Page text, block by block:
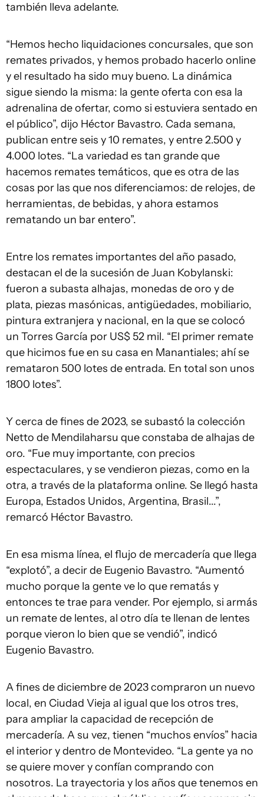
también lleva adelante.
“Hemos hecho liquidaciones concursales, que son
remates privados, y hemos probado hacerlo online
y el resultado ha sido muy bueno. La dinámica
sigue siendo la misma: la gente oferta con esa la
adrenalina de ofertar, como si estuviera sentado en
el público”, dijo Héctor Bavastro. Cada semana,
publican entre seis y 10 remates, y entre 2.500 y
4.000 lotes. “La variedad es tan grande que
hacemos remates temáticos, que es otra de las
cosas por las que nos diferenciamos: de relojes, de
herramientas, de bebidas, y ahora estamos
rematando un bar entero”.
Entre los remates importantes del año pasado,
destacan el de la sucesión de Juan Kobylanski:
fueron a subasta alhajas, monedas de oro y de
plata, piezas masónicas, antigüedades, mobiliario,
pintura extranjera y nacional, en la que se colocó
un Torres García por US$ 52 mil. “El primer remate
que hicimos fue en su casa en Manantiales; ahí se
remataron 500 lotes de entrada. En total son unos
1800 lotes”.
Y cerca de fines de 2023, se subastó la colección
Netto de Mendilaharsu que constaba de alhajas de
oro. “Fue muy importante, con precios
espectaculares, y se vendieron piezas, como en la
otra, a través de la plataforma online. Se llegó hasta
Europa, Estados Unidos, Argentina, Brasil...”,
remarcó Héctor Bavastro.
En esa misma línea, el flujo de mercadería que llega
“explotó”, a decir de Eugenio Bavastro. “Aumentó
mucho porque la gente ve lo que rematás y
entonces te trae para vender. Por ejemplo, si armás
un remate de lentes, al otro día te llenan de lentes
porque vieron lo bien que se vendió”, indicó
Eugenio Bavastro.
A fines de diciembre de 2023 compraron un nuevo
local, en Ciudad Vieja al igual que los otros tres,
para ampliar la capacidad de recepción de
mercadería. A su vez, tienen “muchos envíos” hacia
el interior y dentro de Montevideo. “La gente ya no
se quiere mover y confían comprando con
nosotros. La trayectoria y los años que tenemos en